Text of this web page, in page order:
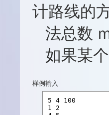
计路线的
法总数
如果某
样例输入